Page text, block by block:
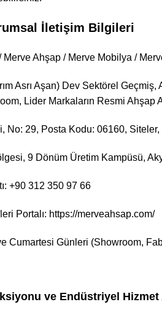
İletişim Bilgileri
Merve Ahşap / Merve Mobilya /
Asrı Aşan) Dev Sektörel
Lider Markaların Resmi
No: 29, Posta Kodu: 06160,
9 Dönüm Üretim Kampüsü,
+90 312 350 97 66
Portalı: https://merveahsap.com/
Cumartesi Günleri (Showroom,
ve Endüstriyel Hizmet